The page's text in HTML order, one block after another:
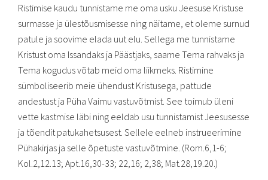
Ristimise kaudu tunnistame me oma usku Jeesuse Kristuse
surmasse ja ülestõusmisesse ning näitame, et oleme surnud
patule ja soovime elada uut elu. Sellega me tunnistame
Kristust oma Issandaks ja Päästjaks, saame Tema rahvaks ja
Tema kogudus võtab meid oma liikmeks. Ristimine
sümboliseerib meie ühendust Kristusega, pattude
andestust ja Püha Vaimu vastuvõtmist. See toimub üleni
vette kastmise läbi ning eeldab usu tunnistamist Jeesusesse
ja tõendit patukahetsusest. Sellele eelneb instrueerimine
Pühakirjas ja selle õpetuste vastuvõtmine. (Rom.6,1-6;
Kol.2,12.13; Apt.16,30-33; 22,16; 2,38; Mat.28,19.20.)